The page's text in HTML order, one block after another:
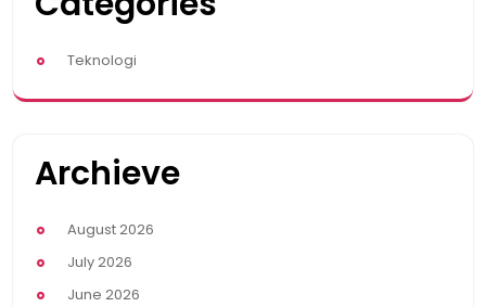
Teknologi
Archieve
August 2026
July 2026
June 2026